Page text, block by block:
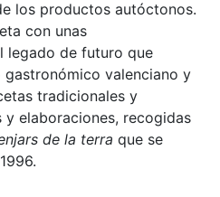
los productos autóctonos.
con unas
legado de futuro que
valenciano y
tradicionales y
elaboraciones, recogidas
de la terra que se